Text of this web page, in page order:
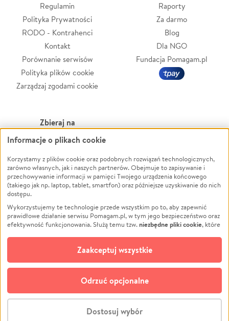
Regulamin
Polityka Prywatności
RODO - Kontrahenci
Kontakt
Porównanie serwisów
Polityka plików cookie
Zarządzaj zgodami cookie
Raporty
Za darmo
Blog
Dla NGO
Fundacja Pomagam.pl
Zbieraj na
Leczenie
Zwierzęta
Pożar
Ukraina
Pomoc Finansowa
Projekty
Pogrzeb
Społeczność lokalna
Kultura
Powódź
Wichura
NGO
Edukacja
Podróż
Impreza
Ochrona środowiska
Biznes
© CROWDING SP. Z O.O.
Informacje o plikach cookie
Korzystamy z plików cookie oraz podobnych rozwiązań technologicznych,
zarówno własnych, jak i naszych partnerów. Obejmuje to zapisywanie i
przechowywanie informacji w pamięci Twojego urządzenia końcowego
(takiego jak np. laptop, tablet, smartfon) oraz późniejsze uzyskiwanie do nich
dostępu.
Wykorzystujemy te technologie przede wszystkim po to, aby zapewnić
prawidłowe działanie serwisu Pomagam.pl, w tym jego bezpieczeństwo oraz
efektywność funkcjonowania. Służą temu tzw.niezbędne pliki cookie, które
opcjonalnych plików cookie
technologii do celów analitycznych i retargetingowych. Możesz wyrazić
zgodę na ich stosowanie lub jej odmówić. W dowolnym momencie masz
możliwość zmiany swoich preferencji na stronie „Zarządzaj zgodami cookie”,
do której link znajdziesz w stopce serwisu Pomagam.pl. Opcjonalne pliki
cookie wykorzystywane są w następujących celach:
działanie serwisu Pomagam.pl. Dzięki nim możemy zrozumieć, jak
Dostosuj wybór
Odrzuć opcjonalne
Zaakceptuj wszystkie